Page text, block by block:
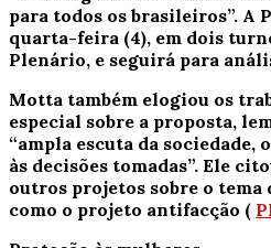
para todos os brasileiros”. A
quarta-feira (4), em dois
Plenário, e seguirá para
Motta também elogiou os
especial sobre a proposta,
“ampla escuta da sociedade,
às decisões tomadas”. Ele
outros projetos sobre o tema
como o projeto antifacção (